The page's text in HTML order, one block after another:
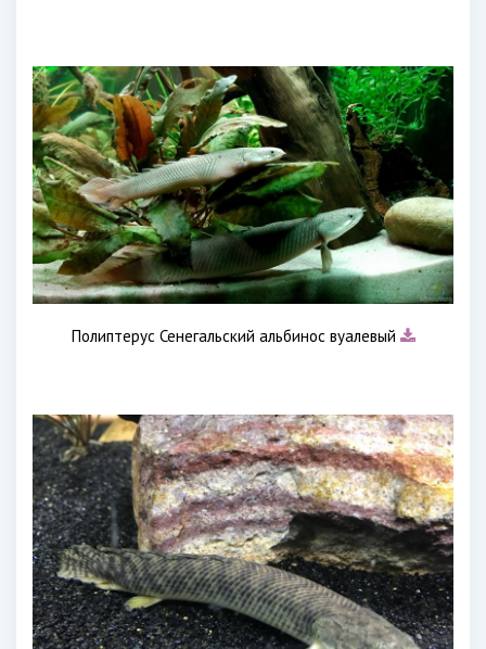
Полиптерус Сенегальский альбинос вуалевый